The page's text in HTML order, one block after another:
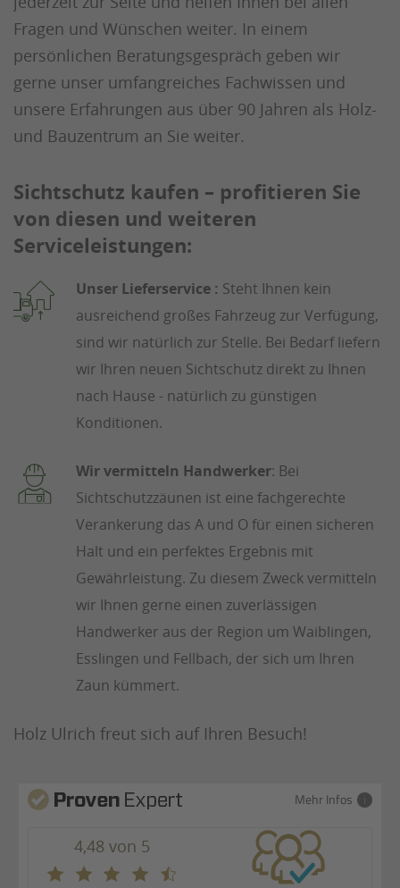
Fragen und Wünschen weiter. In einem
persönlichen Beratungsgespräch geben wir
gerne unser umfangreiches Fachwissen und
unsere Erfahrungen aus über 90 Jahren als Holz-
und Bauzentrum an Sie weiter.
Sichtschutz kaufen – profitieren Sie
von diesen und weiteren
Serviceleistungen:
Unser Lieferservice : Steht Ihnen kein
ausreichend großes Fahrzeug zur Verfügung,
sind wir natürlich zur Stelle. Bei Bedarf liefern
wir Ihren neuen Sichtschutz direkt zu Ihnen
nach Hause - natürlich zu günstigen
Konditionen.
Wir vermitteln Handwerker: Bei
Sichtschutzzäunen ist eine fachgerechte
Verankerung das A und O für einen sicheren
Halt und ein perfektes Ergebnis mit
Gewährleistung. Zu diesem Zweck vermitteln
wir Ihnen gerne einen zuverlässigen
Handwerker aus der Region um Waiblingen,
Esslingen und Fellbach, der sich um Ihren
Zaun kümmert.
Holz Ulrich freut sich auf Ihren Besuch!
Mehr Infos
4,48 von 5